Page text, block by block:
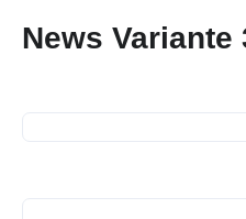
News Variante